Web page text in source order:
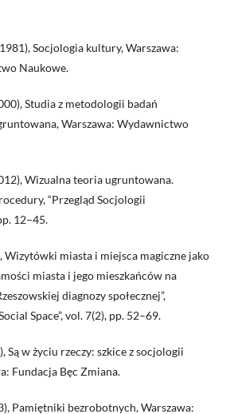
Socjologia kultury, Warszawa:
Naukowe.
Studia z metodologii badań
Warszawa: Wydawnictwo
Wizualna teoria ugruntowana.
“Przegląd Socjologii
12–45.
miasta i miejsca magiczne jako
miasta i jego mieszkańców na
diagnozy społecznej”,
Space”, vol. 7(2), pp. 52–69.
Są w życiu rzeczy: szkice z socjologii
Fundacja Bęc Zmiana.
Pamiętniki bezrobotnych, Warszawa: